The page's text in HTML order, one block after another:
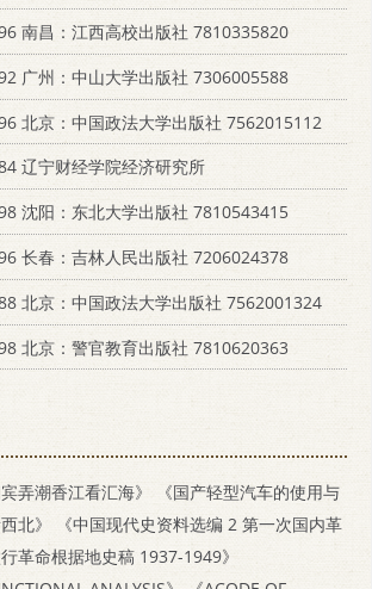
南昌：江西高校出版社 7810335820
广州：中山大学出版社 7306005588
北京：中国政法大学出版社 7562015112
辽宁财经学院经济研究所
沈阳：东北大学出版社 7810543415
长春：吉林人民出版社 7206024378
北京：中国政法大学出版社 7562001324
北京：警官教育出版社 7810620363
弄潮香江看汇海》
《国产轻型汽车的使用与
北》
《中国现代史资料选编 2 第一次国内革
行革命根据地史稿 1937-1949》